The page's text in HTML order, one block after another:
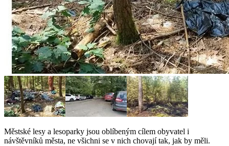
Městské lesy a lesoparky jsou oblíbeným cílem obyvatel i
návštěvníků města, ne všichni se v nich chovají tak, jak by měli.